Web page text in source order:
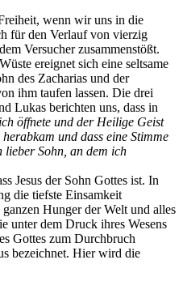
wenn wir uns in die
für den Verlauf von vierzig
Versucher zusammenstößt.
ereignet sich eine seltsame
des Zacharias und der
ihm taufen lassen. Die drei
Lukas berichten uns, dass in
öffnete und der Heilige Geist
und dass eine Stimme
lieber Sohn, an dem ich
Jesus der Sohn Gottes ist. In
die tiefste Einsamkeit
Hunger der Welt und alles
unter dem Druck ihres Wesens
Gottes zum Durchbruch
bezeichnet. Hier wird die